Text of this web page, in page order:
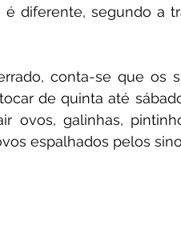
é diferente, segundo a
conta-se que os
de quinta até
ovos, galinhas,
espalhados pelos